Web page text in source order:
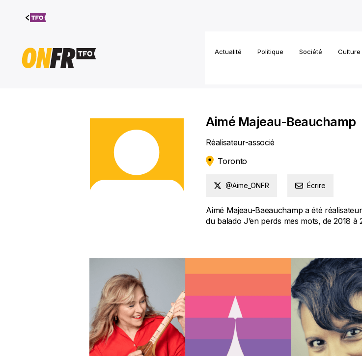
Aller au
contenu
Actualité Politique Société Culture
Aimé Majeau-Beauchamp
Réalisateur-associé
BaséToronto
@Aime_ONFR Écrire
Aimé Majeau-Baeauchamp a été
du balado J’en perds mes mots, de 2018 à